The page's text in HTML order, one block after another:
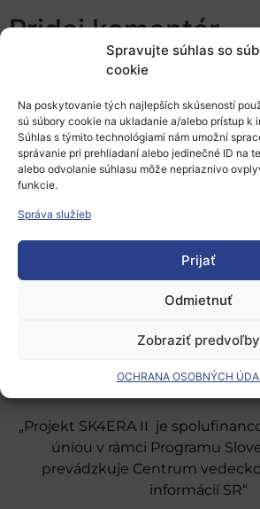
Spravujte súhlas so
cookie
Na poskytovanie tých najlepších skúseností
sú súbory cookie na ukladanie a/alebo prístup k
Súhlas s týmito technológiami nám umožní
správanie pri prehliadaní alebo jedinečné ID na
alebo odvolanie súhlasu môže nepriaznivo
funkcie.
Správa služieb
Prijať
Odmietnuť
Zobraziť predvoľby
OCHRANA OSOBNÝCH
Pridaj komentár
Prepáčte, ale pred zanechaním
Oblasti našej
Podporné schémy a
Grantové programy pre
Odber noviniek
„Projekt SK4ERA II je
úniou v rámci Programu
prevádzkuje Centrum
informácií SR“